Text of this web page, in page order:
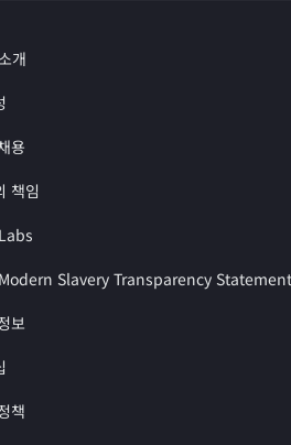
개
용
책임
Slavery Transparency
보
책